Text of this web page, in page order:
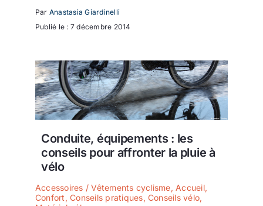
Par Anastasia Giardinelli
Publié le : 7 décembre 2014
Conduite, équipements : les
conseils pour affronter la pluie à
vélo
Accessoires / Vêtements cyclisme, Accueil,
Confort ,Conseils pratiques, Conseils vélo,